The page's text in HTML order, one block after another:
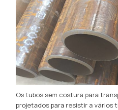
Os tubos sem costura para
projetados para resistir a vários